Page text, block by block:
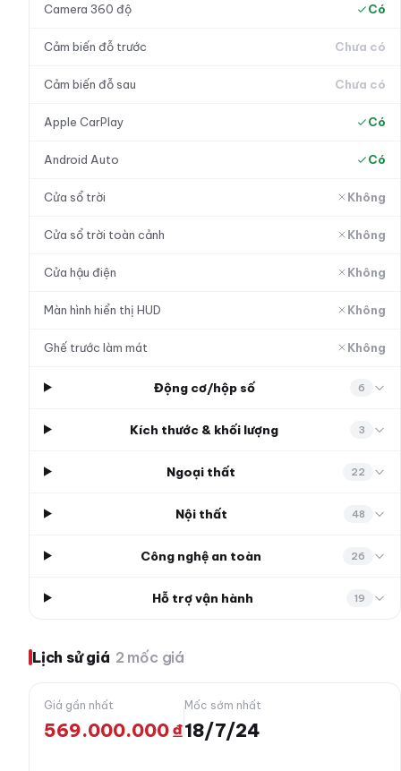
Camera 360 độ Có
Cảm biến đỗ trước Chưa có
Cảm biến đỗ sau Chưa có
Apple CarPlay Có
Android Auto Có
Cửa sổ trời Không
Cửa sổ trời toàn cảnh Không
Cửa hậu điện Không
Màn hình hiển thị HUD Không
Ghế trước làm mát Không
Động cơ/hộp số 6
Kích thước & khối lượng 3
Ngoại thất 22
Nội thất 48
Công nghệ an toàn 26
Hỗ trợ vận hành 19
Lịch sử giá 2 mốc giá
Giá gần nhất
569.000.000 ₫
Mốc sớm nhất
18/7/24